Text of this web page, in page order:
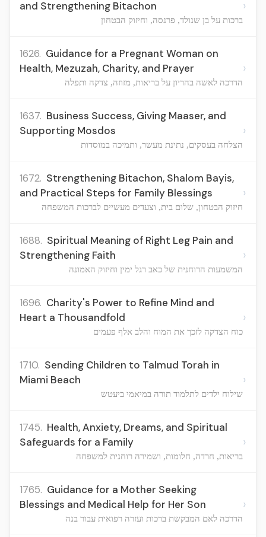
and Strengthening Bitachon
ברכות על בן שנולד, פרנסה, וחיזוק הבטחון
›
1626. Guidance for a Pregnant Woman on
Health, Mezuzah, Charity, and Prayer
הדרכה לאשה בהריון על בריאות, מזוזה, צדקה ותפלה
›
1637. Business Success, Giving Maaser, and
Supporting Mosdos
הצלחה בעסקים, נתינת מעשר, ותמיכה במוסדות
›
1672. Strengthening Bitachon, Shalom Bayis,
and Practical Steps for Family Blessings
חיזוק הבטחון, שלום בית, וצעדים מעשיים לברכות המשפחה
›
1688. Spiritual Meaning of Right Leg Pain and
Strengthening Faith
המשמעות הרוחנית של כאב רגל ימין וחיזוק האמונה
›
1696. Charity's Power to Refine Mind and
Heart a Thousandfold
כוח הצדקה לזכך את המוח והלב אלף פעמים
›
1710. Sending Children to Talmud Torah in
Miami Beach
שילוח ילדים לתלמוד תורה במיאמי ביעטש
›
1745. Health, Anxiety, Dreams, and Spiritual
Safeguards for a Family
בריאות, חרדה, חלומות, ושמירה רוחנית למשפחה
›
1765. Guidance for a Mother Seeking
Blessings and Medical Help for Her Son
הדרכה לאם המבקשת ברכות ועזרה רפואית עבור בנה
›